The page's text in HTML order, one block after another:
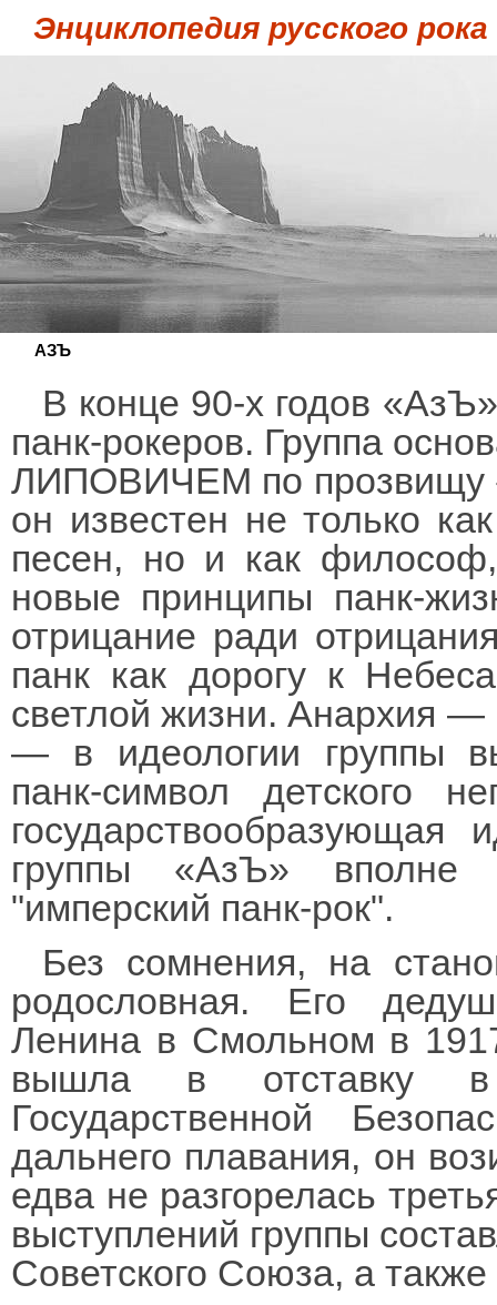
Энциклопедия русского рока
АЗЪ
В конце 90-х годов
панк-рокеров. Группа
ЛИПОВИЧЕМ по прозвищу
он известен не только
песен, но и как
новые принципы панк-
отрицание ради
панк как дорогу к
светлой жизни. Анархия —
— в идеологии группы
панк-символ детского
группы «АзЪ» вполне
"имперский панк-рок".
Без сомнения, на
родословная. Его
Ленина в Смольном в
вышла в отставку в
Государственной
дальнего плавания, он
едва не разгорелась
выступлений группы
Советского Союза, а